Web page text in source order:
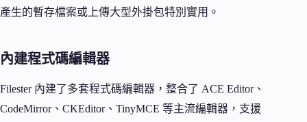
產生的暫存檔案或上傳大型外掛包特別實用。
內建程式碼編輯器
Filester 內建了多套程式碼編輯器，整合了 ACE Editor、
CodeMirror、CKEditor、TinyMCE 等主流編輯器，支援